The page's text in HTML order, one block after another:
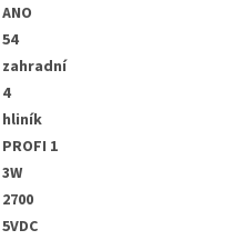
ANO
54
zahradní
4
hliník
PROFI 1
3W
2700
5VDC